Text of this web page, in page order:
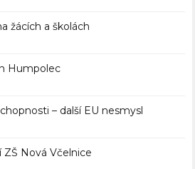
žácích a školách
Humpolec
– další EU nesmysl
Nová Včelnice